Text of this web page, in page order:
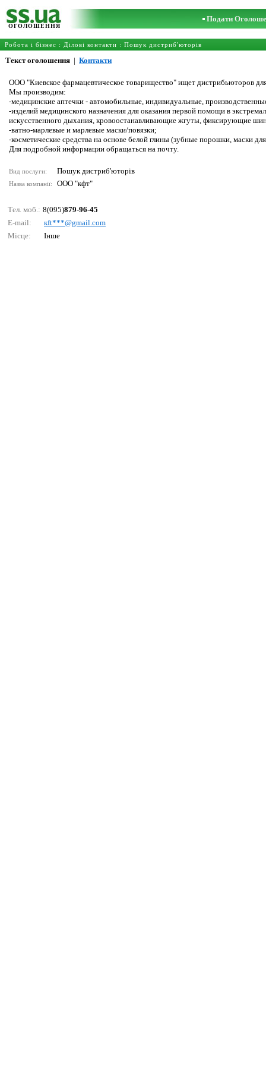
ОГОЛОШЕННЯ
Подати
Робота і бізнес : Ділові контакти : Пошук дистриб'юторів
Текст оголошення | Контакти
ООО "Киевское фармацевтическое товарищество" ищет дистрибьюторов
Мы производим:
-медицинские аптечки - автомобильные, индивидуальные,
-изделий медицинского назначения для оказания первой помощи в
искусственного дыхания, кровоостанавливающие жгуты, фиксирующие
-ватно-марлевые и марлевые маски/повязки;
-косметические средства на основе белой глины (зубные порошки, маски
Для подробной информации обращаться на почту.
Вид послуги: Пошук дистриб'юторів
Назва компанії: ООО "кфт"
Тел. моб.: 8(095)879-96-45
E-mail:
кft***@gmаil.соm
Місце:
Інше